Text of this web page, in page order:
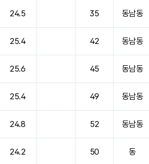
24.5 35 동남동
25.4 42 동남동
25.6 45 동남동
25.4 49 동남동
24.8 52 동남동
24.2 50 동